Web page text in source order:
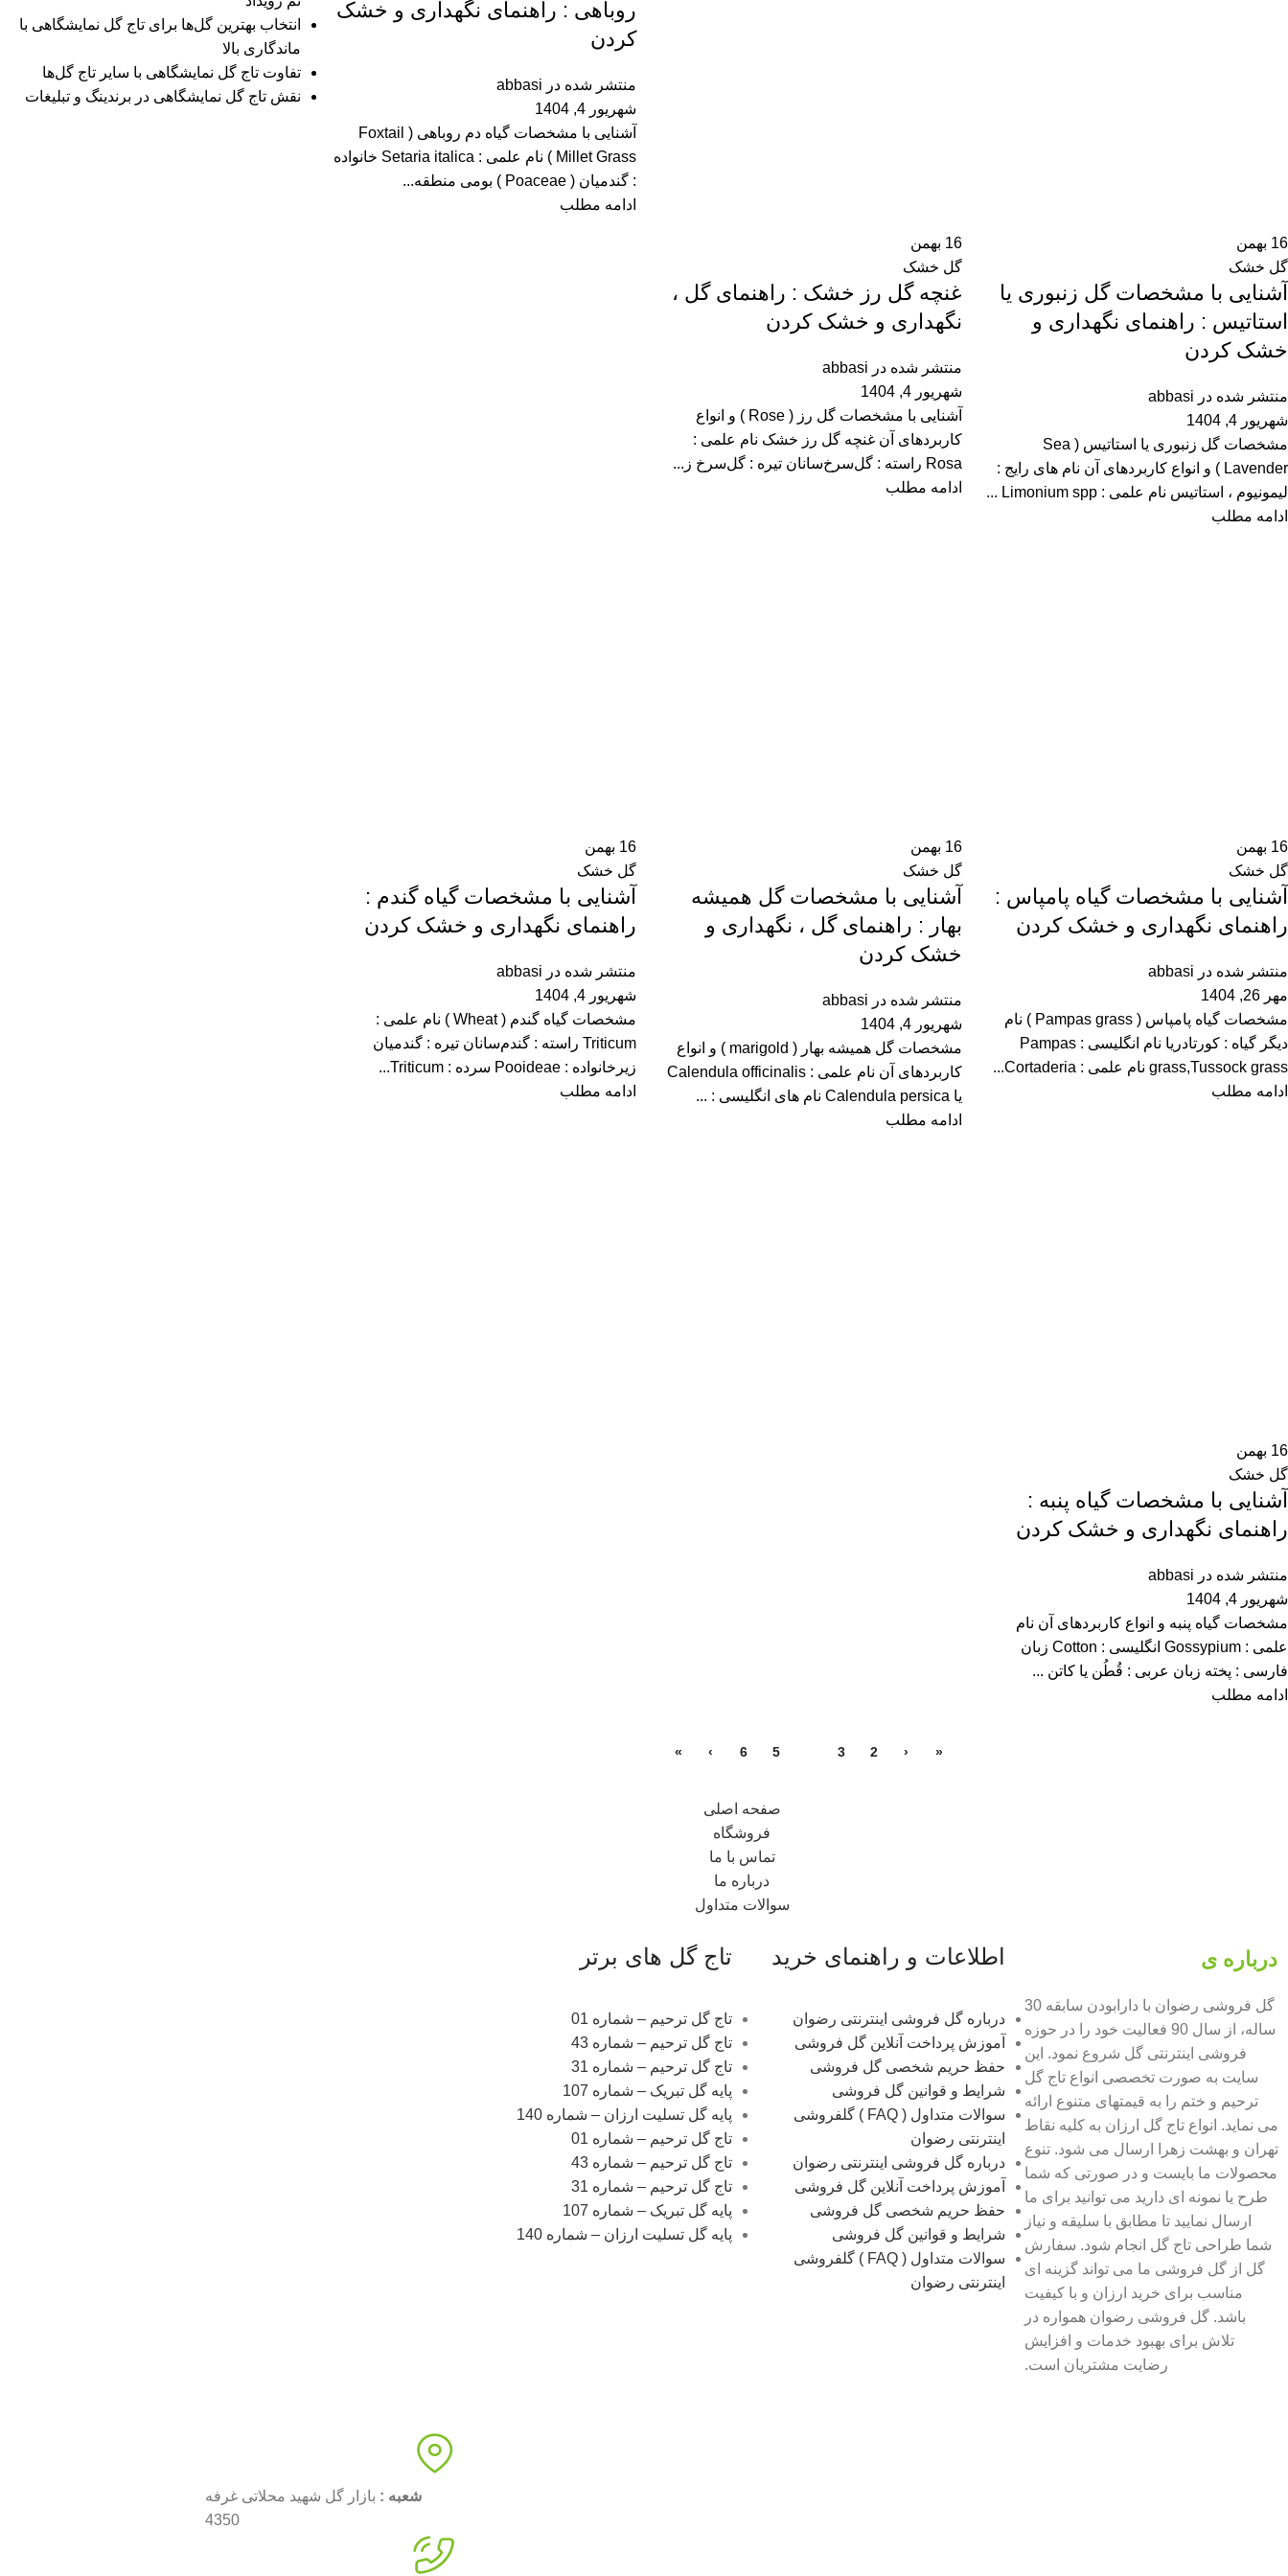
16 بهمن
گل خشک
آشنایی با مشخصات گل زنبوری یا
استاتیس : راهنمای نگهداری و
خشک کردن
منتشر شده در abbasi
شهریور 4, 1404
مشخصات گل زنبوری یا استاتیس ( Sea
Lavender ) و انواع کاربردهای آن نام های رایج :
لیمونیوم ، استاتیس نام علمی : Limonium spp ...
ادامه مطلب
16 بهمن
گل خشک
غنچه گل رز خشک : راهنمای گل ،
نگهداری و خشک کردن
منتشر شده در abbasi
شهریور 4, 1404
آشنایی با مشخصات گل رز ( Rose ) و انواع
کاربردهای آن غنچه گل رز خشک نام علمی :
Rosa راسته : گل‌سرخ‌سانان تیره : گل‌سرخ ز...
ادامه مطلب
روباهی : راهنمای نگهداری و خشک
کردن
منتشر شده در abbasi
شهریور 4, 1404
آشنایی با مشخصات گیاه دم روباهی ( Foxtail
Millet Grass ) نام علمی : Setaria italica خانواده
: گندمیان ( Poaceae ) بومی منطقه...
ادامه مطلب
16 بهمن
گل خشک
آشنایی با مشخصات گیاه پامپاس :
راهنمای نگهداری و خشک کردن
منتشر شده در abbasi
مهر 26, 1404
مشخصات گیاه پامپاس ( Pampas grass ) نام
دیگر گیاه : کورتادریا نام انگلیسی : Pampas
grass,Tussock grass نام علمی : Cortaderia...
ادامه مطلب
16 بهمن
گل خشک
آشنایی با مشخصات گل همیشه
بهار : راهنمای گل ، نگهداری و
خشک کردن
منتشر شده در abbasi
شهریور 4, 1404
مشخصات گل همیشه بهار ( marigold ) و انواع
کاربردهای آن نام علمی : Calendula officinalis
یا Calendula persica نام های انگلیسی : ...
ادامه مطلب
16 بهمن
گل خشک
آشنایی با مشخصات گیاه گندم :
راهنمای نگهداری و خشک کردن
منتشر شده در abbasi
شهریور 4, 1404
مشخصات گیاه گندم ( Wheat ) نام علمی :
Triticum راسته : گندم‌سانان تیره : گندمیان
زیرخانواده : Pooideae سرده : Triticum...
ادامه مطلب
16 بهمن
گل خشک
آشنایی با مشخصات گیاه پنبه :
راهنمای نگهداری و خشک کردن
منتشر شده در abbasi
شهریور 4, 1404
مشخصات گیاه پنبه و انواع کاربردهای آن نام
علمی : Gossypium انگلیسی : Cotton زبان
فارسی : پخته زبان عربی : قُطُن یا کاتن ...
ادامه مطلب
«
‹
2
3
5
6
›
»
انتخاب بهترین گل‌ها برای تاج گل‌ نمایشگاهی با
ماندگاری بالا
تفاوت‌ تاج گل‌ نمایشگاهی با سایر تاج گل‌ها
نقش تاج گل‌ نمایشگاهی در برندینگ و تبلیغات
صفحه اصلی
فروشگاه
تماس با ما
درباره ما
سوالات متداول
درباره ی
گل فروشی رضوان با دارابودن سابقه 30
ساله، از سال 90 فعالیت خود را در حوزه
فروشی اینترنتی گل شروع نمود. این
سایت به صورت تخصصی انواع تاج گل
ترحیم و ختم را به قیمتهای متنوع ارائه
می نماید. انواع تاج گل ارزان به کلیه نقاط
تهران و بهشت زهرا ارسال می شود. تنوع
محصولات ما بایست و در صورتی که شما
طرح یا نمونه ای دارید می توانید برای ما
ارسال نمایید تا مطابق با سلیقه و نیاز
شما طراحی تاج گل انجام شود. سفارش
گل از گل فروشی ما می تواند گزینه ای
مناسب برای خرید ارزان و با کیفیت
باشد. گل فروشی رضوان همواره در
تلاش برای بهبود خدمات و افزایش
رضایت مشتریان است.
اطلاعات و راهنمای خرید
درباره گل فروشی اینترنتی رضوان
آموزش پرداخت آنلاین گل فروشی
حفظ حریم شخصی گل فروشی
شرایط و قوانین گل فروشی
سوالات متداول ( FAQ ) گلفروشی
اینترنتی رضوان
درباره گل فروشی اینترنتی رضوان
آموزش پرداخت آنلاین گل فروشی
حفظ حریم شخصی گل فروشی
شرایط و قوانین گل فروشی
سوالات متداول ( FAQ ) گلفروشی
اینترنتی رضوان
تاج گل های برتر
تاج گل ترحیم – شماره 01
تاج گل ترحیم – شماره 43
تاج گل ترحیم – شماره 31
پایه گل تبریک – شماره 107
پایه گل تسلیت ارزان – شماره 140
تاج گل ترحیم – شماره 01
تاج گل ترحیم – شماره 43
تاج گل ترحیم – شماره 31
پایه گل تبریک – شماره 107
پایه گل تسلیت ارزان – شماره 140
شعبه : بازار گل شهید محلاتی غرفه
4350